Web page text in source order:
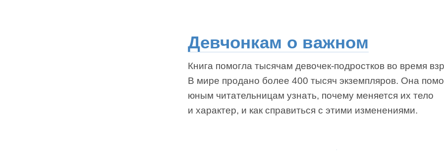
Девчонкам о важном
Книга помогла тысячам девочек-подростков во время
В мире продано более 400 тысяч экземпляров. Она
юным читательницам узнать, почему меняется их тело
и характер, и как справиться с этими изменениями.